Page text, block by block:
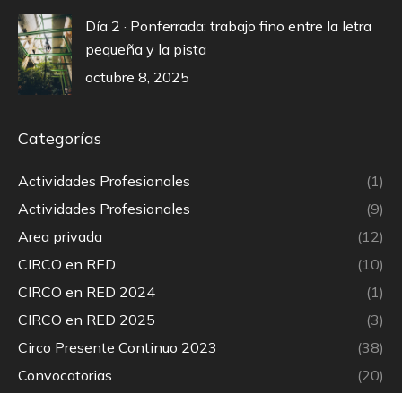
Día 2 · Ponferrada: trabajo fino entre la letra
pequeña y la pista
octubre 8, 2025
Categorías
Actividades Profesionales
(1)
Actividades Profesionales
(9)
Area privada
(12)
CIRCO en RED
(10)
CIRCO en RED 2024
(1)
CIRCO en RED 2025
(3)
Circo Presente Continuo 2023
(38)
Convocatorias
(20)